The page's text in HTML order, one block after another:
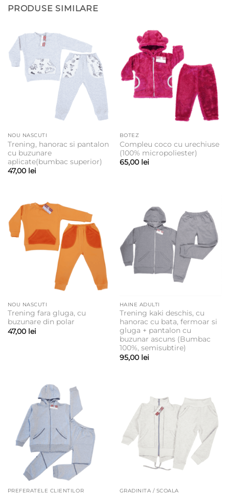
PRODUSE SIMILARE
NOU NASCUTI
Trening, hanorac si pantalon
cu buzunare
aplicate(bumbac superior)
47,00 lei
BOTEZ
Compleu coco cu urechiuse
(100% micropoliester)
65,00 lei
NOU NASCUTI
Trening fara gluga, cu
buzunare din polar
47,00 lei
HAINE ADULTI
Trening kaki deschis, cu
hanorac cu bata, fermoar si
gluga + pantalon cu
buzunar ascuns (Bumbac
100%, semisubtire)
95,00 lei
PREFERATELE CLIENTILOR GRADINITA / SCOALA